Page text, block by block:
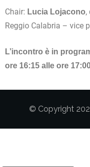
Chair: Lucia Lojacono,
Reggio Calabria – vice
L’incontro è in
ore 16:15 alle ore
© Copyright